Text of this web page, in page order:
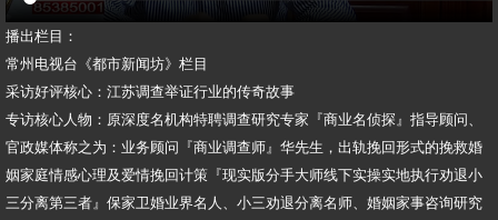
播出栏目：
常州电视台《都市新闻坊》栏目
采访好评核心：江苏调查举证行业的传奇故事
专访核心人物：原深度名机构特聘调查研究专家『商业名侦探』指导顾问、
官政媒体称之为：业务顾问『商业调查师』华先生，出轨挽回形式的挽救婚
姻家庭情感心理及爱情挽回计策『现实版分手大师线下实操实地执行劝退小
三分离第三者』保家卫婚业界名人、小三劝退分离名师、婚姻家事咨询研究